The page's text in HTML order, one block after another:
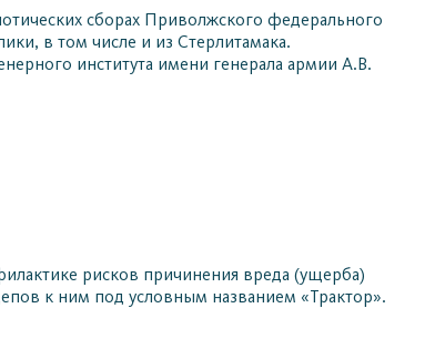
сборах Приволжского федерального
в том числе и из Стерлитамака.
института имени генерала армии А.В.
рисков причинения вреда (ущерба)
к ним под условным названием «Трактор».